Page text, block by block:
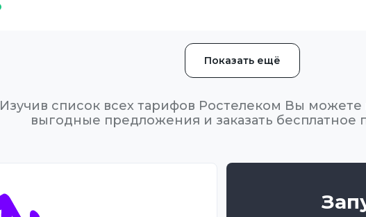
Показать ещё
Изучив список всех тарифов Ростелеком Вы можете
выгодные предложения и заказать бесплатное